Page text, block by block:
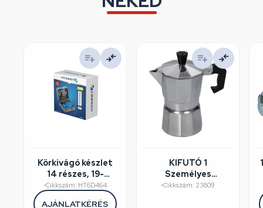
Körkivágó készlet
14 részes, 19-
75mm, műanyag
koffer, HÖGERT
•Cikkszám: HT6D464
AJÁNLATKÉRÉS
KIFUTÓ 1
Személyes
kávéfőző
•Cikkszám: 23809